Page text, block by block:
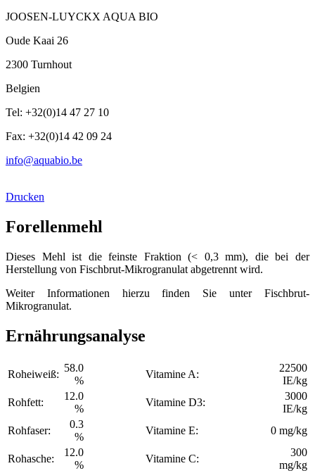
JOOSEN-LUYCKX AQUA BIO
Oude Kaai 26
2300 Turnhout
Belgien
Tel: +32(0)14 47 27 10
Fax: +32(0)14 42 09 24
info@aquabio.be
Drucken
Forellenmehl
Dieses Mehl ist die feinste Fraktion (< 0,3 mm), die bei der
Herstellung von Fischbrut-Mikrogranulat abgetrennt wird.
Weiter Informationen hierzu finden Sie unter Fischbrut-
Mikrogranulat.
Ernährungsanalyse
Roheiweiß:
58.0
%
Vitamine A:
22500
IE/kg
Rohfett:
12.0
%
Vitamine D3:
3000
IE/kg
Rohfaser:
0.3
%
Vitamine E: 0 mg/kg
Rohasche:
12.0
%
Vitamine C:
300
mg/kg